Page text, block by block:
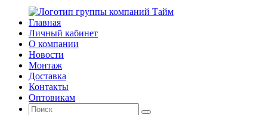
Главная
Личный кабинет
О компании
Новости
Монтаж
Доставка
Контакты
Оптовикам